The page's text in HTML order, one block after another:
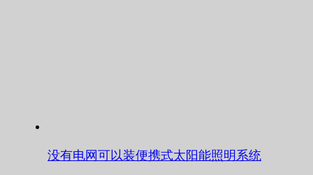
没有电网可以装便携式太阳能照明系统